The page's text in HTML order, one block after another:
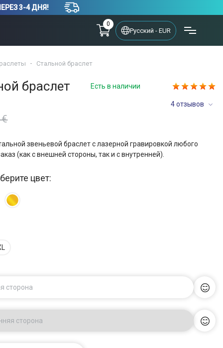
3-4 ДНЯ!
0
Русский - EUR
Стальной браслет
браслет Есть в наличии
4 отзывов
€
звеньевой браслет с лазерной гравировкой любого
(как с внешней стороны, так и с внутренней).
цвет:
сторона
сторона